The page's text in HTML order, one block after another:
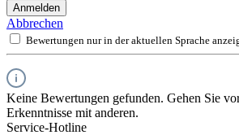
Anmelden
Abbrechen
Bewertungen nur in der aktuellen Sprache
Keine Bewertungen gefunden. Gehen Sie
Erkenntnisse mit anderen.
Service-Hotline